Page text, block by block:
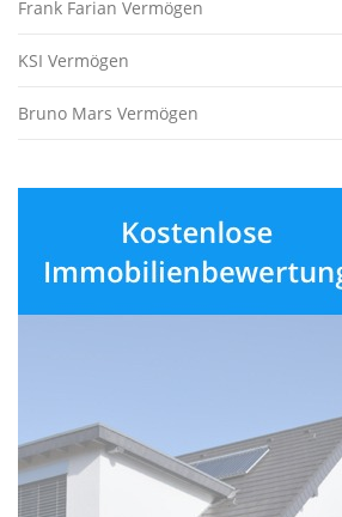
Frank Farian Vermögen
KSI Vermögen
Bruno Mars Vermögen